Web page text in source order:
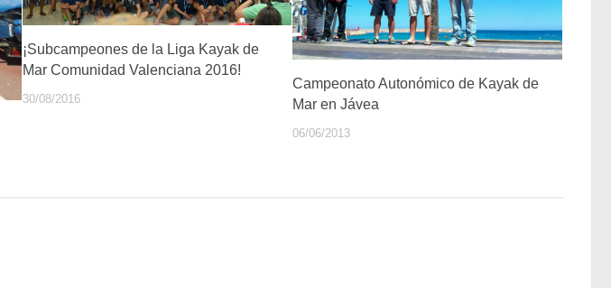
¡Subcampeones de la Liga Kayak de
Mar Comunidad Valenciana 2016!
30/08/2016
Campeonato Autonómico de Kayak de
Mar en Jávea
06/06/2013